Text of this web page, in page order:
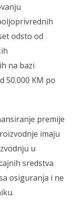
odsto od
na bazi
50.000 KM po
premije
imaju
u
sredstva
osiguranja i ne